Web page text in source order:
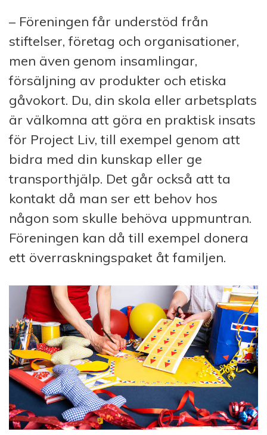
– Föreningen får understöd från
stiftelser, företag och organisationer,
men även genom insamlingar,
försäljning av produkter och etiska
gåvokort. Du, din skola eller arbetsplats
är välkomna att göra en praktisk insats
för Project Liv, till exempel genom att
bidra med din kunskap eller ge
transporthjälp. Det går också att ta
kontakt då man ser ett behov hos
någon som skulle behöva uppmuntran.
Föreningen kan då till exempel donera
ett överraskningspaket åt familjen.